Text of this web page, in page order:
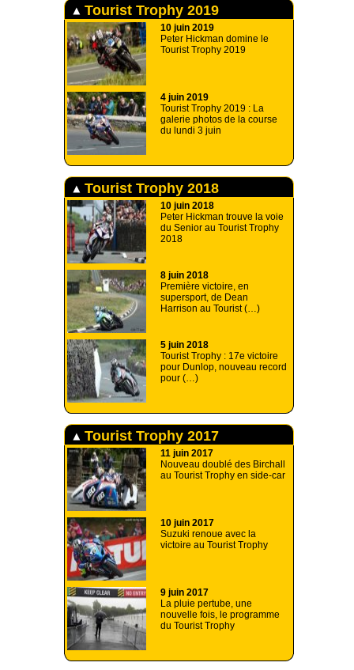
Tourist Trophy 2019
10 juin 2019
Peter Hickman domine le
Tourist Trophy 2019
4 juin 2019
Tourist Trophy 2019 : La
galerie photos de la course
du lundi 3 juin
Tourist Trophy 2018
10 juin 2018
Peter Hickman trouve la voie
du Senior au Tourist Trophy
2018
8 juin 2018
Première victoire, en
supersport, de Dean
Harrison au Tourist (…)
5 juin 2018
Tourist Trophy : 17e victoire
pour Dunlop, nouveau record
pour (…)
Tourist Trophy 2017
11 juin 2017
Nouveau doublé des Birchall
au Tourist Trophy en side-car
10 juin 2017
Suzuki renoue avec la
victoire au Tourist Trophy
9 juin 2017
La pluie pertube, une
nouvelle fois, le programme
du Tourist Trophy